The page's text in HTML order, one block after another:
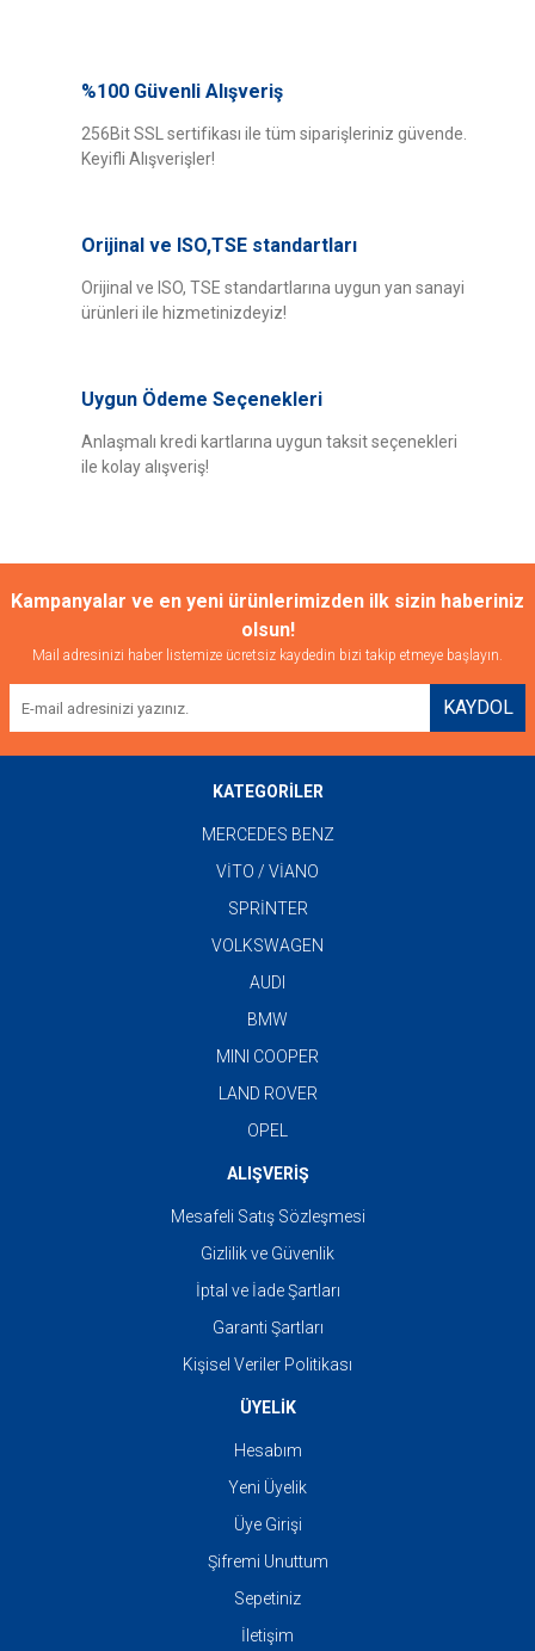
Bu ürüne ilk yorumu siz yapın!
yetersiz gördüğünüz noktaları öneri formunu kullanarak tarafımıza
iletebilirsiniz.
Görüş ve önerileriniz için teşekkür ederiz.
Ürün bilgilerinde hatalar bulunuyor.
Ürün fiyatı diğer sitelerden daha pahalı.
Bu ürüne benzer farklı alternatifler olmalı.
%100 Güvenli Alışveriş
256Bit SSL sertifikası ile tüm siparişleriniz güvende.
Keyifli Alışverişler!
Orijinal ve ISO,TSE standartları
Orijinal ve ISO, TSE standartlarına uygun yan sanayi
ürünleri ile hizmetinizdeyiz!
Uygun Ödeme Seçenekleri
Anlaşmalı kredi kartlarına uygun taksit seçenekleri
ile kolay alışveriş!
Kampanyalar ve en yeni ürünlerimizden ilk sizin haberiniz
olsun!
Mail adresinizi haber listemize ücretsiz kaydedin bizi takip etmeye başlayın.
KAYDOL
KATEGORİLER
MERCEDES BENZ
VİTO / VİANO
SPRİNTER
VOLKSWAGEN
AUDI
BMW
MINI COOPER
LAND ROVER
OPEL
ALIŞVERİŞ
Mesafeli Satış Sözleşmesi
Gizlilik ve Güvenlik
İptal ve İade Şartları
Garanti Şartları
Kişisel Veriler Politikası
ÜYELİK
Hesabım
Yeni Üyelik
Üye Girişi
Şifremi Unuttum
Sepetiniz
İletişim